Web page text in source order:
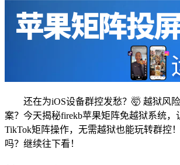
还在为iOS设备群控发愁？🤯 越狱风
案？今天揭秘firekb苹果矩阵免越狱系统，
TikTok矩阵操作，无需越狱也能玩转群控
吗？继续往下看！